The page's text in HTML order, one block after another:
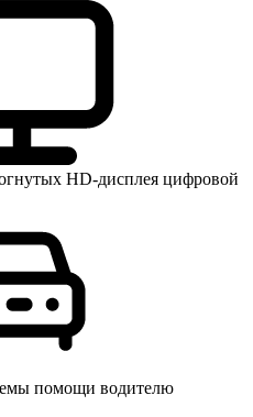
HD-дисплея цифровой
помощи водителю